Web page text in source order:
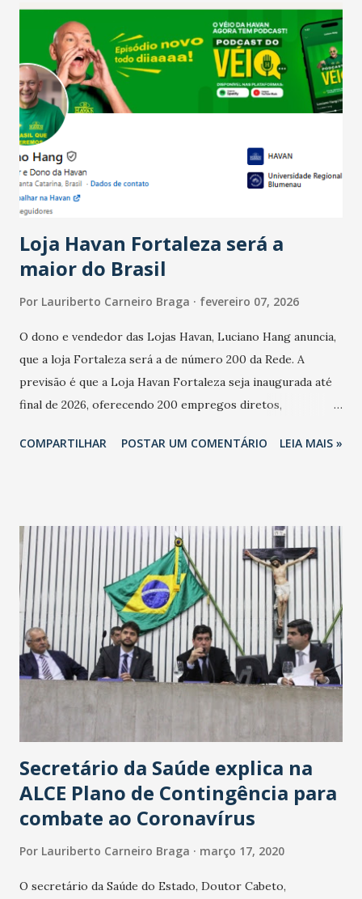
confraternizações de fim de ano e pelo pagamento do 13º
Salário para um número maior de trabalhadores, já que o
país tem a menor taxa de desemprego dos anos recentes.
Ainda segundo a Pesquisa, em novembro de 2025, 40% dos
bares e restaurantes operaram com lucro e outros 40%
registraram equilíbrio financeiro. Já o percentual de
estabelecimentos no prejuízo ficou em 19%, pouco abaixo
do observado no mês anterior. Outros 1% não existiam em
novembro. Em relação a outubro, o faturamento também
Loja Havan Fortaleza será a
maior do Brasil
Por Lauriberto Carneiro Braga fevereiro 07, 2026
O dono e vendedor das Lojas Havan, Luciano Hang anuncia,
que a loja Fortaleza será a de número 200 da Rede. A
previsão é que a Loja Havan Fortaleza seja inaugurada até
final de 2026, oferecendo 200 empregos diretos,
Havan Fortaleza ainda não foi anunciada oficialmente, mas
COMPARTILHAR POSTAR UM COMENTÁRIO LEIA MAIS »
Secretário da Saúde explica na
ALCE Plano de Contingência para
combate ao Coronavírus
Por Lauriberto Carneiro Braga março 17, 2020
O secretário da Saúde do Estado, Doutor Cabeto,